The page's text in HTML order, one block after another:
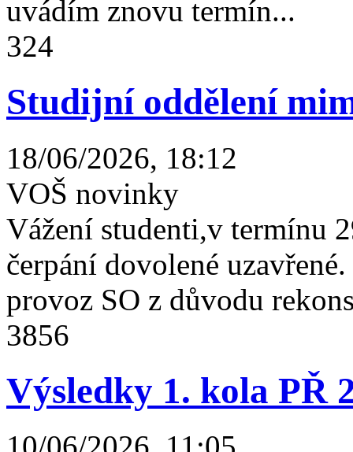
uvádím znovu termín...
324
Studijní oddělení
18/06/2026, 18:12
VOŠ novinky
Vážení studenti,v termínu
čerpání dovolené
provoz SO z důvodu
3856
Výsledky 1. kola PŘ